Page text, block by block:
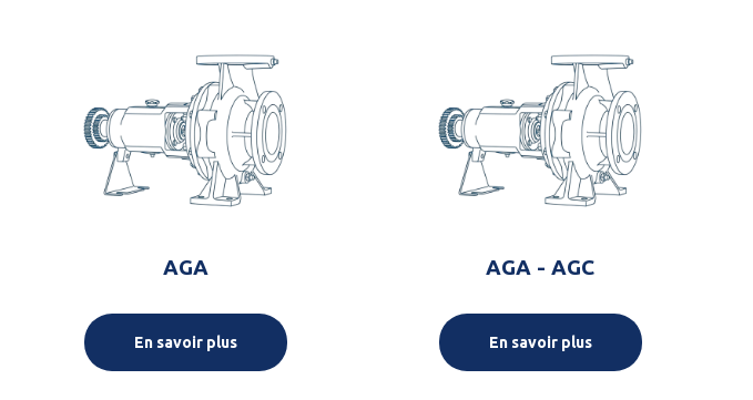
AGA
En savoir plus
AGA - AGC
En savoir plus